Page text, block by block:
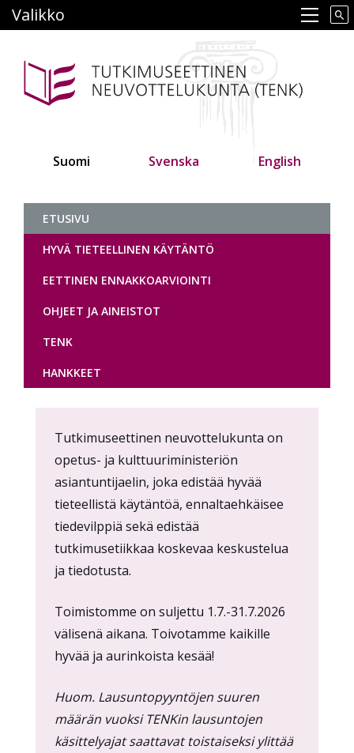
pääsisältöön
Main navigation
Valikko
Suomi Svenska English
Tutkimuseettinen
ETUSIVU
HYVÄ TIETEELLINEN KÄYTÄNTÖ
EETTINEN ENNAKKOARVIOINTI
OHJEET JA AINEISTOT
TENK
HANKKEET
Content
markup
Tutkimuseettinen neuvottelukunta on
opetus- ja kulttuuriministeriön
asiantuntijaelin, joka edistää hyvää
tieteellistä käytäntöä, ennaltaehkäisee
tiedevilppiä sekä edistää
tutkimusetiikkaa koskevaa keskustelua
ja tiedotusta.
Toimistomme on suljettu 1.7.-31.7.2026
välisenä aikana. Toivotamme kaikille
hyvää ja aurinkoista kesää!
Huom. Lausuntopyyntöjen suuren
määrän vuoksi TENKin lausuntojen
käsittelyajat saattavat toistaiseksi ylittää